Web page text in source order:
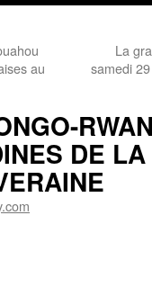
au
La
samedi
DE